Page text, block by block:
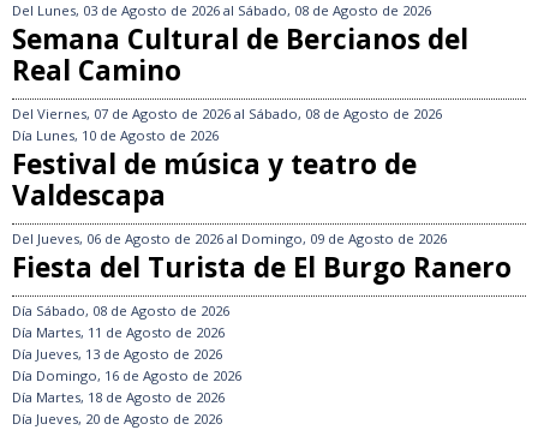
Del Lunes, 03 de Agosto de 2026 al Sábado, 08 de Agosto de 2026
Semana Cultural de Bercianos del
Real Camino
Del Viernes, 07 de Agosto de 2026 al Sábado, 08 de Agosto de 2026
Día Lunes, 10 de Agosto de 2026
Festival de música y teatro de
Valdescapa
Del Jueves, 06 de Agosto de 2026 al Domingo, 09 de Agosto de 2026
Fiesta del Turista de El Burgo Ranero
Día Sábado, 08 de Agosto de 2026
Día Martes, 11 de Agosto de 2026
Día Jueves, 13 de Agosto de 2026
Día Domingo, 16 de Agosto de 2026
Día Martes, 18 de Agosto de 2026
Día Jueves, 20 de Agosto de 2026